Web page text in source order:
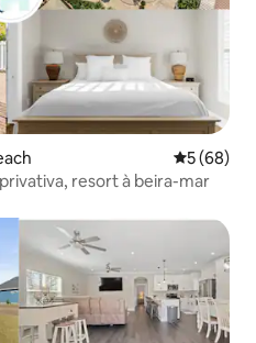
5 (68)
resort à beira-mar
apreciados